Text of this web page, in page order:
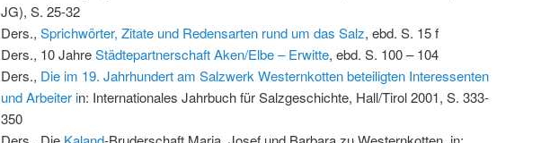
JG), S. 25-32
Ders., Sprichwörter, Zitate und Redensarten rund um das Salz, ebd. S. 15 f
Ders., 10 JahreStädtepartnerschaft Aken/Elbe – Erwitte, ebd. S. 100 – 104
Ders., Die im 19. Jahrhundert am Salzwerk Westernkotten beteiligten Interessenten
und Arbeiter in: Internationales Jahrbuch für Salzgeschichte, Hall/Tirol 2001, S. 333-
350